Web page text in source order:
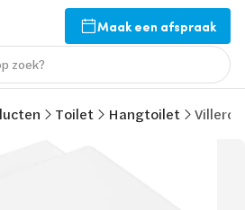
Maak een afspraak
zoek?
Toilet Hangtoilet